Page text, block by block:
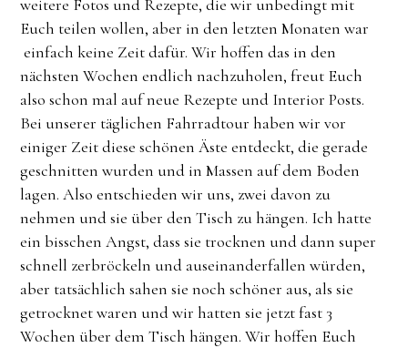
weitere Fotos und Rezepte, die wir unbedingt mit
Euch teilen wollen, aber in den letzten Monaten war
einfach keine Zeit dafür. Wir hoffen das in den
nächsten Wochen endlich nachzuholen, freut Euch
also schon mal auf neue Rezepte und Interior Posts.
Bei unserer täglichen Fahrradtour haben wir vor
einiger Zeit diese schönen Äste entdeckt, die gerade
geschnitten wurden und in Massen auf dem Boden
lagen. Also entschieden wir uns, zwei davon zu
nehmen und sie über den Tisch zu hängen. Ich hatte
ein bisschen Angst, dass sie trocknen und dann super
schnell zerbröckeln und auseinanderfallen würden,
aber tatsächlich sahen sie noch schöner aus, als sie
getrocknet waren und wir hatten sie jetzt fast 3
Wochen über dem Tisch hängen. Wir hoffen Euch